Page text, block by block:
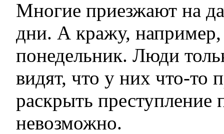
Многие приезжают на
дни. А кражу,
понедельник. Люди
видят, что у них что-то
раскрыть преступление
невозможно.